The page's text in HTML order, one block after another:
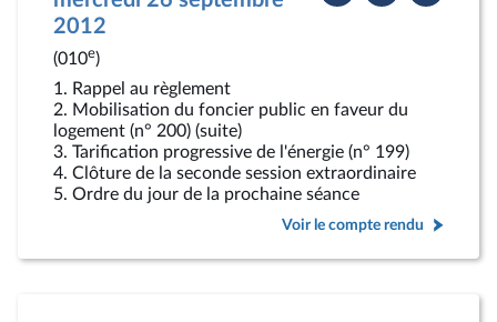
2012
(010e)
comptePDF
1. Rappel au règlement
2. Mobilisation du foncier public en faveur du
logement (n° 200) (suite)
3. Tarification progressive de l'énergie (n° 199)
4. Clôture de la seconde session extraordinaire
5. Ordre du jour de la prochaine séance
Voir le compte rendu